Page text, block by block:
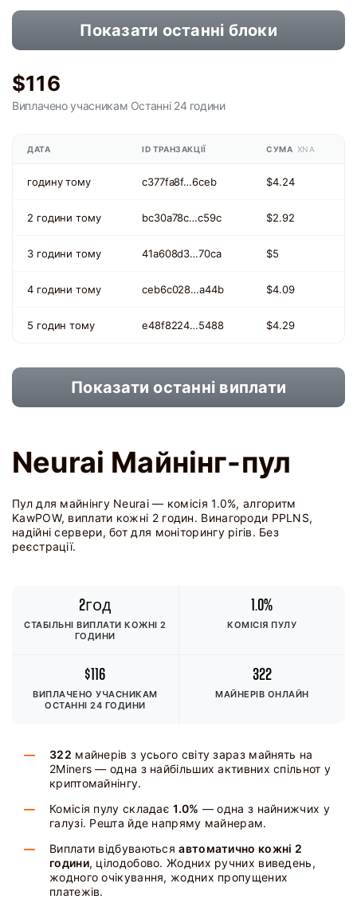
Показати останні блоки
$116
Виплачено учасникам Останні 24 години
ДАТА ID ТРАНЗАКЦІЇ СУМА XNA
годину тому c377fa8f…6ceb $4.24
2 години тому bc30a78c…c59c $2.92
3 години тому 41a608d3…70ca $5
4 години тому ceb6c028…a44b $4.09
5 годин тому e48f8224…5488 $4.29
Показати останні виплати
Neurai Майнінг-пул
Пул для майнінгу Neurai — комісія 1.0%, алгоритм
KawPOW, виплати кожні 2 годин. Винагороди PPLNS,
надійні сервери, бот для моніторингу рігів. Без
реєстрації.
2год
СТАБІЛЬНІ ВИПЛАТИ КОЖНІ 2
ГОДИНИ
1.0%
КОМІСІЯ ПУЛУ
$116
ВИПЛАЧЕНО УЧАСНИКАМ
ОСТАННІ 24 ГОДИНИ
322
МАЙНЕРІВ ОНЛАЙН
322 майнерів з усього світу зараз майнять на
2Miners — одна з найбільших активних спільнот у
криптомайнінгу.
Комісія пулу складає1.0% — одна з найнижчих у
галузі. Решта йде напряму майнерам.
Виплати відбуваютьсяавтоматично кожні 2
години, цілодобово. Жодних ручних виведень,
жодного очікування, жодних пропущених
платежів.